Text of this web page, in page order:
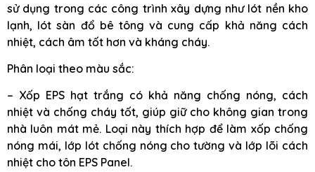
sử dụng trong các công trình xây dựng như lót nền kho
lạnh, lót sàn đổ bê tông và cung cấp khả năng cách
nhiệt, cách âm tốt hơn và kháng cháy.
Phân loại theo màu sắc:
– Xốp EPS hạt trắng có khả năng chống nóng, cách
nhiệt và chống cháy tốt, giúp giữ cho không gian trong
nhà luôn mát mẻ. Loại này thích hợp để làm xốp chống
nóng mái, lớp lót chống nóng cho tường và lớp lõi cách
nhiệt cho tôn EPS Panel.